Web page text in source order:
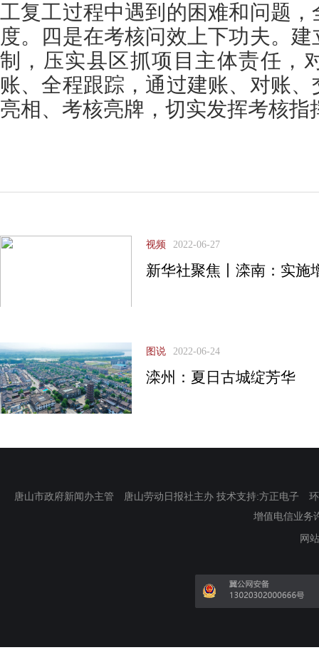
工复工过程中遇到的困难和问题
度。四是在考核问效上下功夫。
制，压实县区抓项目主体责任，
账、全程跟踪，通过建账、对账
亮相、考核亮牌，切实发挥考核指
视频 2022-06-27
新华社聚焦丨滦南：实施
图说 2022-06-24
滦州：夏日古城绽芳华
唐山市政府新闻办主管 唐山劳动日报社主办 技术支持:方正电子
增值电信业务
网